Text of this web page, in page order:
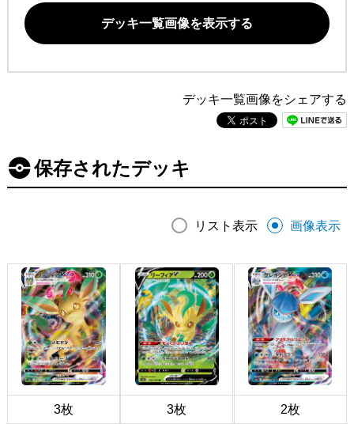
デッキ一覧画像を表示する
デッキ一覧画像をシェアする
保存されたデッキ
リスト表示 画像表示
3枚 3枚 2枚